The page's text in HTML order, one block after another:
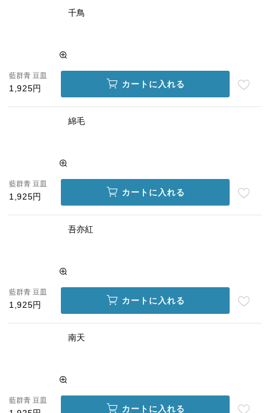
千鳥
藍群青 豆皿
1,925円 カートに入れる
綿毛
藍群青 豆皿
1,925円 カートに入れる
吾亦紅
藍群青 豆皿
1,925円 カートに入れる
南天
藍群青 豆皿
カートに入れる